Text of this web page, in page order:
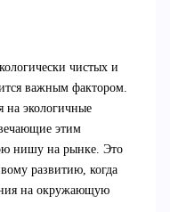
чистых и
важным фактором.
на экологичные
этим
нишу на рынке. Это
развитию, когда
на окружающую